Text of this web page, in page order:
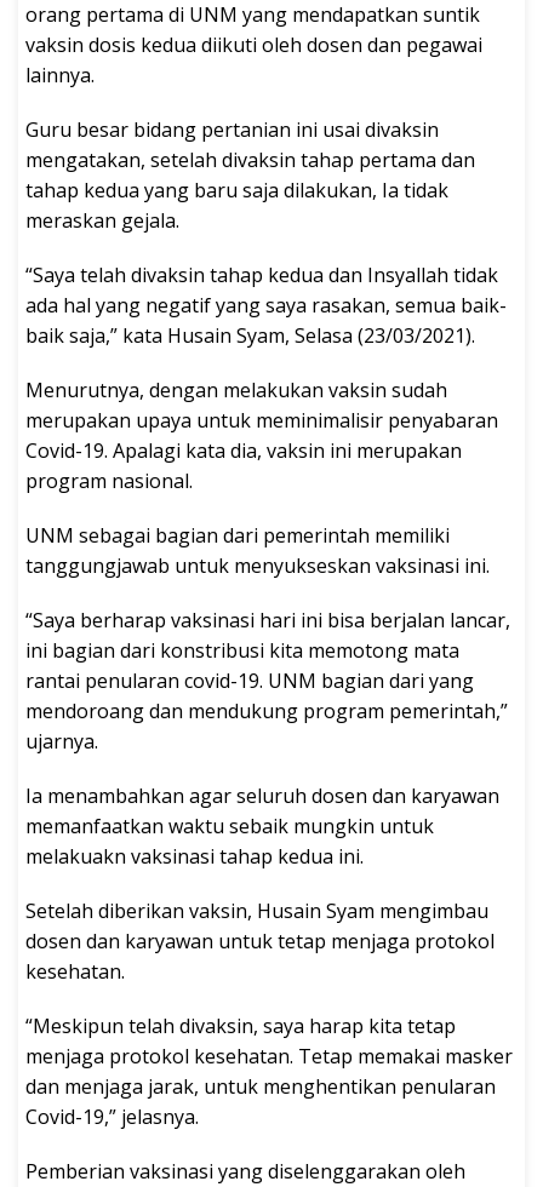
orang pertama di UNM yang mendapatkan suntik
vaksin dosis kedua diikuti oleh dosen dan pegawai
lainnya.
Guru besar bidang pertanian ini usai divaksin
mengatakan, setelah divaksin tahap pertama dan
tahap kedua yang baru saja dilakukan, Ia tidak
meraskan gejala.
“Saya telah divaksin tahap kedua dan Insyallah tidak
ada hal yang negatif yang saya rasakan, semua baik-
baik saja,” kata Husain Syam, Selasa (23/03/2021).
Menurutnya, dengan melakukan vaksin sudah
merupakan upaya untuk meminimalisir penyabaran
Covid-19. Apalagi kata dia, vaksin ini merupakan
program nasional.
UNM sebagai bagian dari pemerintah memiliki
tanggungjawab untuk menyukseskan vaksinasi ini.
“Saya berharap vaksinasi hari ini bisa berjalan lancar,
ini bagian dari konstribusi kita memotong mata
rantai penularan covid-19. UNM bagian dari yang
mendoroang dan mendukung program pemerintah,”
ujarnya.
Ia menambahkan agar seluruh dosen dan karyawan
memanfaatkan waktu sebaik mungkin untuk
melakuakn vaksinasi tahap kedua ini.
Setelah diberikan vaksin, Husain Syam mengimbau
dosen dan karyawan untuk tetap menjaga protokol
kesehatan.
“Meskipun telah divaksin, saya harap kita tetap
menjaga protokol kesehatan. Tetap memakai masker
dan menjaga jarak, untuk menghentikan penularan
Covid-19,” jelasnya.
Pemberian vaksinasi yang diselenggarakan oleh